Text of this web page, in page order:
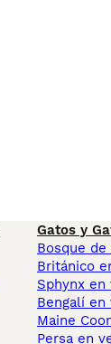
Gatos y
Bosque
Británico
Sphynx en
Bengalí en
Maine
Persa en